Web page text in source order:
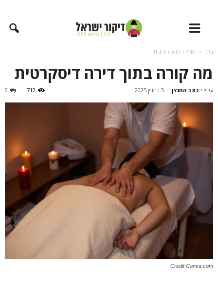
בית מגזין רפואה סינית
מה קורה בתוך דירה דיסקרטית
על ידי כתב המגזין - 3 במרץ 2025 0 712
Credit Canva.com